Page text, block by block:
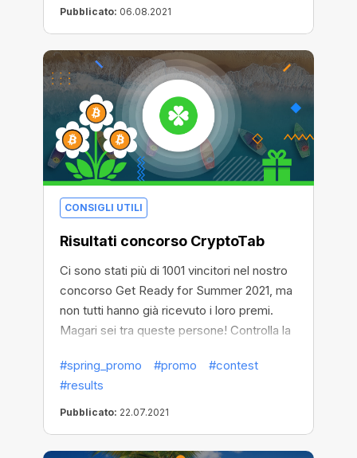
- random.org. Puoi scoprire i risultati del
trasmissione, nonché controllando l'elenco
sul nostro sito Web e sulla pagina
random.org. Vi auguriamo di ritrovarvi tra i
vincitori e in bocca al lupo per i prossimi
concorsi!
Pubblicato: 06.08.2021
CONSIGLI UTILI
Risultati concorso CryptoTab
Ci sono stati più di 1001 vincitori nel nostro
concorso Get Ready for Summer 2021, ma
non tutti hanno già ricevuto i loro premi.
Magari sei tra queste persone! Controlla la
ti sta aspettando!
#spring_promo #promo
#contest
#results
Pubblicato: 22.07.2021